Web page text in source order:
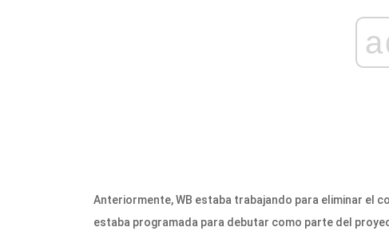
Anteriormente, WB estaba trabajando para eliminar el
estaba programada para debutar como parte del